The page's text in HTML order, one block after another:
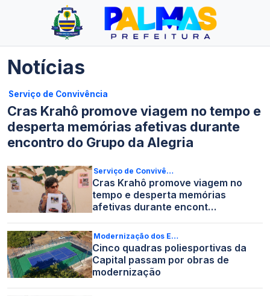
Notícias
Serviço de Convivência
Cras Krahô promove viagem no tempo e
desperta memórias afetivas durante
encontro do Grupo da Alegria
Serviço de Convivê…
Cras Krahô promove viagem no
tempo e desperta memórias
afetivas durante encont…
Modernização dos E…
Cinco quadras poliesportivas da
Capital passam por obras de
modernização